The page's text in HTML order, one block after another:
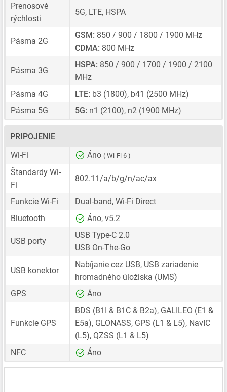
Prenosové
rýchlosti
5G, LTE, HSPA
Pásma 2G
GSM: 850 / 900 / 1800 / 1900 MHz
CDMA: 800 MHz
Pásma 3G
HSPA: 850 / 900 / 1700 / 1900 / 2100
MHz
Pásma 4G
LTE: b3 (1800), b41 (2500 MHz)
Pásma 5G
5G: n1 (2100), n2 (1900 MHz)
PRIPOJENIE
Wi-Fi
Áno ( Wi-Fi 6 )
Štandardy Wi-
Fi
802.11/a/b/g/n/ac/ax
Funkcie Wi-Fi
Dual-band, Wi-Fi Direct
Bluetooth
Áno, v5.2
USB porty
USB Type-C 2.0
USB On-The-Go
USB konektor
Nabíjanie cez USB, USB zariadenie
hromadného úložiska (UMS)
GPS
Áno
Funkcie GPS
BDS (B1I & B1C & B2a), GALILEO (E1 &
E5a), GLONASS, GPS (L1 & L5), NavIC
(L5), QZSS (L1 & L5)
NFC
Áno